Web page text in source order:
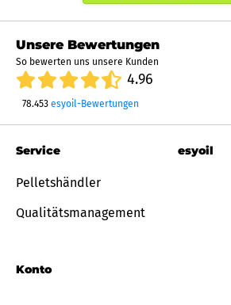
Unsere Bewertungen
So bewerten uns unsere Kunden
4.96
78.453 esyoil-Bewertungen
Service
Pelletshändler
Qualitätsmanagement
Konto
esyoil